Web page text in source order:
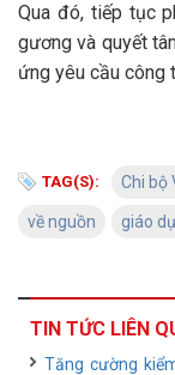
Qua đó, tiếp tục
gương và quyết
ứng yêu cầu công
TAG(S): Chi bộ
về nguồn giáo
TIN TỨC LIÊN
Tăng cường